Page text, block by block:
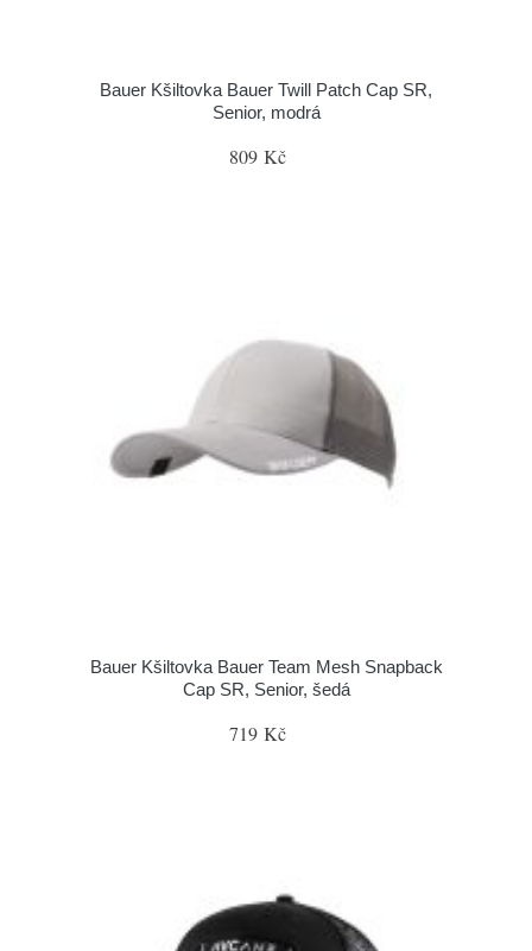
Bauer Kšiltovka Bauer Twill Patch Cap SR,
Senior, modrá
809 Kč
Bauer Kšiltovka Bauer Team Mesh Snapback
Cap SR, Senior, šedá
719 Kč